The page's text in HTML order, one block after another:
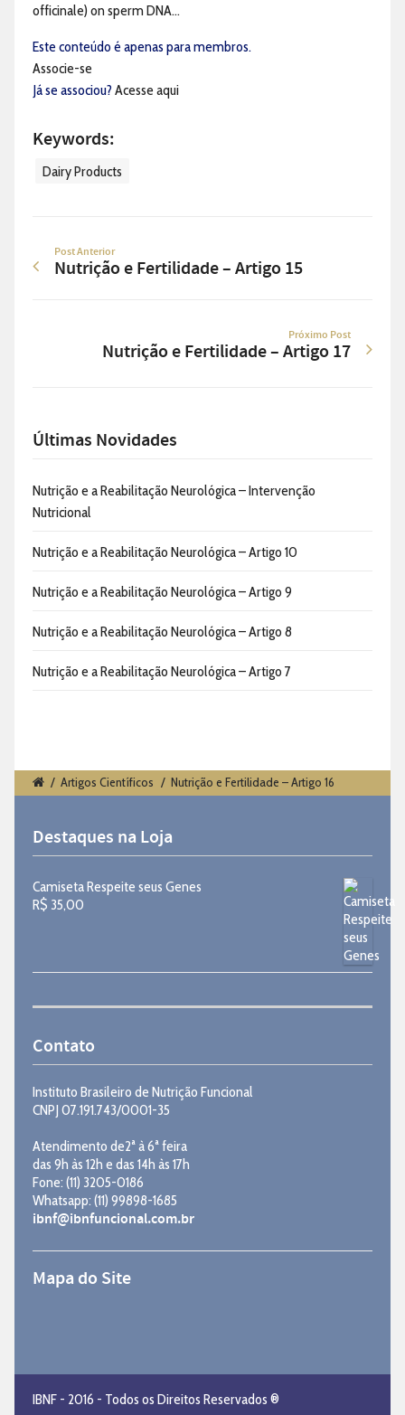
officinale) on sperm DNA...
Este conteúdo é apenas para membros.
Associe-se
Já se associou? Acesse aqui
Keywords:
Dairy Products
Post Anterior
Nutrição e Fertilidade – Artigo 15
Próximo Post
Nutrição e Fertilidade – Artigo 17
Últimas Novidades
Nutrição e a Reabilitação Neurológica – Intervenção
Nutricional
Nutrição e a Reabilitação Neurológica – Artigo 10
Nutrição e a Reabilitação Neurológica – Artigo 9
Nutrição e a Reabilitação Neurológica – Artigo 8
Nutrição e a Reabilitação Neurológica – Artigo 7
/ Artigos Científicos / Nutrição e Fertilidade – Artigo 16
Destaques na Loja
Camiseta Respeite seus Genes
R$ 35,00
Contato
Instituto Brasileiro de Nutrição Funcional
CNPJ 07.191.743/0001-35
Atendimento de2ª à 6ª feira
das 9h às 12h e das 14h às 17h
Fone: (11) 3205-0186
Whatsapp: (11) 99898-1685
ibnf@ibnfuncional.com.br
Mapa do Site
IBNF - 2016 - Todos os Direitos Reservados ®